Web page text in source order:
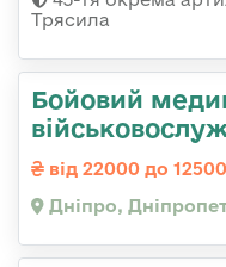
Трясила
Бойовий
від 22000 до
Дніпро,